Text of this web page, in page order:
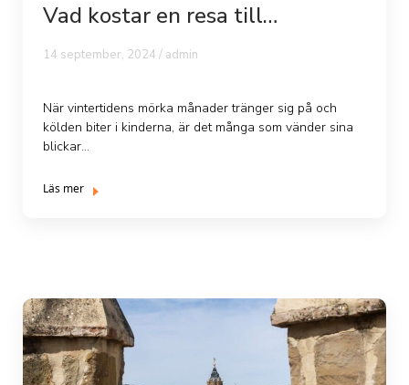
Vad kostar en resa till
kanarieöarna?
14 september, 2024 / admin
När vintertidens mörka månader tränger sig på och
kölden biter i kinderna, är det många som vänder sina
blickar...
Läs mer